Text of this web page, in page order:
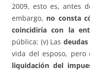
2009, esto es, antes
embargo, no consta
coincidiría con la
pública; (v) Las deudas
vida del esposo, pero
liquidación del